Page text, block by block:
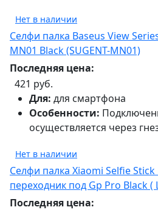
Нет в наличии
Селфи палка Baseus View
MN01 Black (SUGENT-MN01)
Последняя цена:
421 руб.
Для: для смартфона
Особенности:
осуществляется через
Нет в наличии
Селфи палка Xiaomi Selfie
переходник под Gp Pro Black (
Последняя цена: